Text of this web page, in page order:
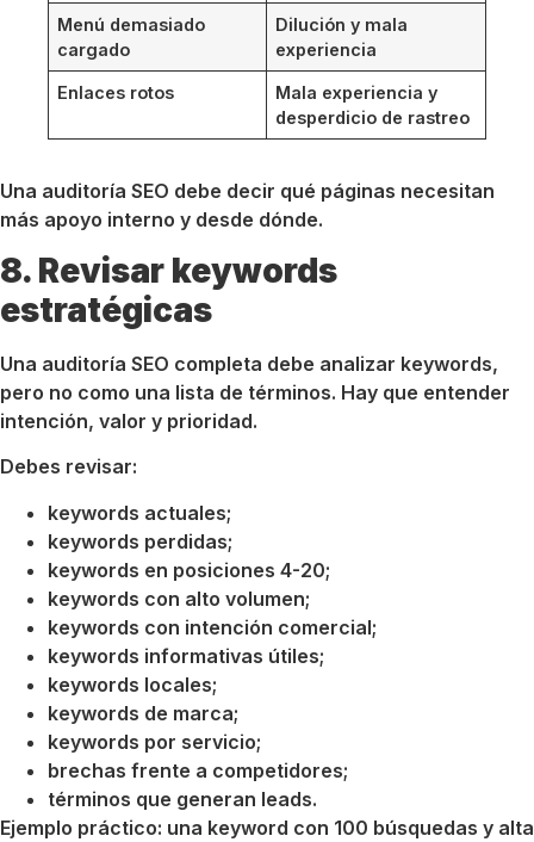
Menú demasiado
cargado
Dilución y mala
experiencia
Enlaces rotos
Mala experiencia y
desperdicio de rastreo
Una auditoría SEO debe decir qué páginas necesitan
más apoyo interno y desde dónde.
8. Revisar keywords
estratégicas
Una auditoría SEO completa debe analizar keywords,
pero no como una lista de términos. Hay que entender
intención, valor y prioridad.
Debes revisar:
keywords actuales;
keywords perdidas;
keywords en posiciones 4-20;
keywords con alto volumen;
keywords con intención comercial;
keywords informativas útiles;
keywords locales;
keywords de marca;
keywords por servicio;
brechas frente a competidores;
términos que generan leads.
Ejemplo práctico: una keyword con 100 búsquedas y alta